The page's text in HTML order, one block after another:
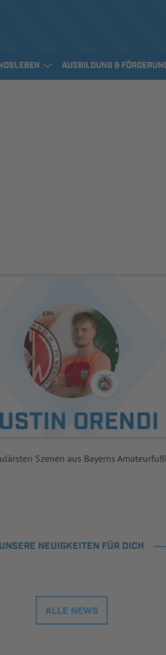
AUSBILDUNG &
ORENDI
Szenen aus Bayerns
UNSERE NEUIGKEITEN FÜR DICH
ALLE NEWS